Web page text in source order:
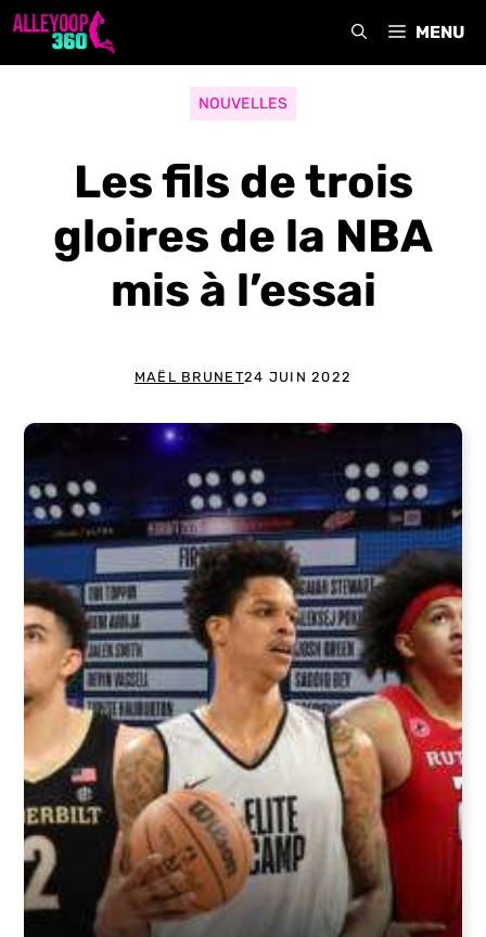
Aller
MENU
NOUVELLES
Les fils de trois
gloires de la NBA
mis à l’essai
MAËL BRUNET24 JUIN 2022